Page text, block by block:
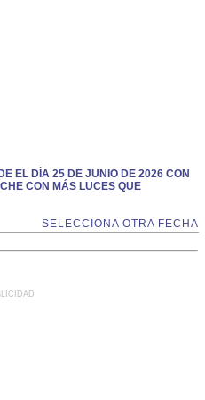
EL DÍA 25 DE JUNIO DE 2026 CON
CON MÁS LUCES QUE
SELECCIONA OTRA FECHA